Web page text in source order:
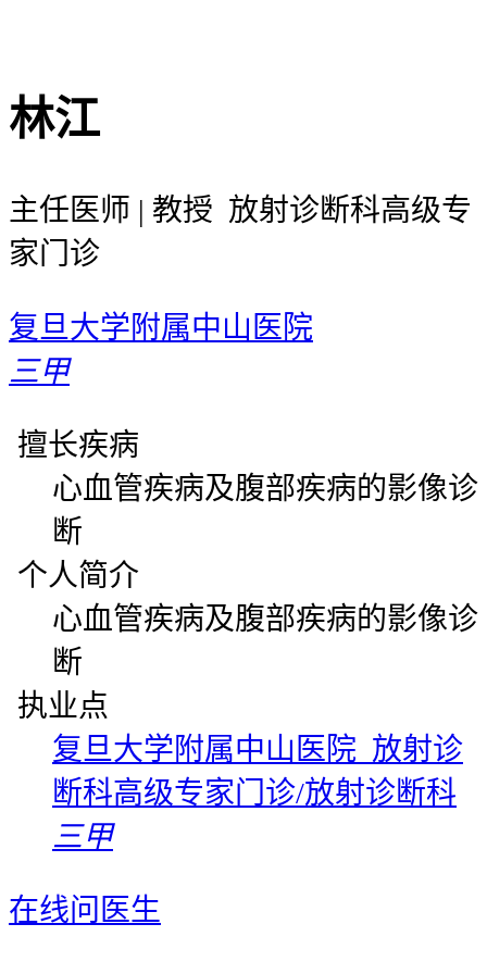
林江
主任医师 | 教授 放射诊断科高级专
家门诊
复旦大学附属中山医院
三甲
擅长疾病
心血管疾病及腹部疾病的影像诊
断
个人简介
心血管疾病及腹部疾病的影像诊
断
执业点
复旦大学附属中山医院 放射诊
断科高级专家门诊/放射诊断科
三甲
在线问医生